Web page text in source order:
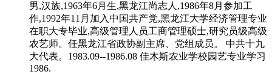
男,汉族,1963年6月生,黑龙江尚志人,1986年8月参加工
作,1992年11月加入中国共产党,黑龙江大学经济管理专业
在职大专毕业,高级管理人员工商管理硕士,研究员级高级
农艺师。任黑龙江省政协副主席、党组成员。 中共十九
大代表。1983.09--1986.08 佳木斯农业学校园艺专业学习
1986.